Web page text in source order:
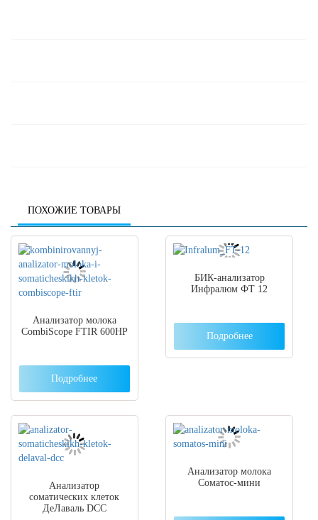
ПОХОЖИЕ ТОВАРЫ
Анализатор молока
CombiScope FTIR 600HP
Подробнее
БИК-анализатор
Инфралюм ФТ 12
Подробнее
Анализатор
соматических клеток
ДеЛаваль DCC
Анализатор молока
Соматос-мини